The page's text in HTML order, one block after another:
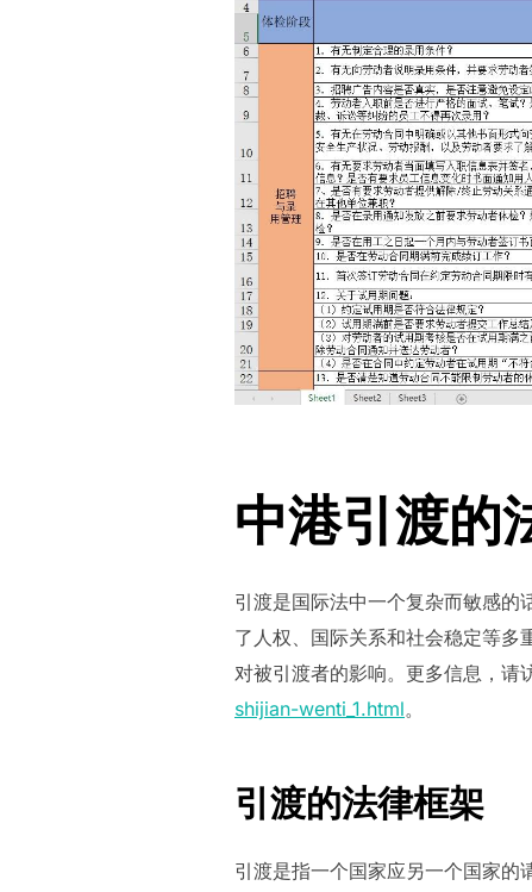
中港引渡的
引渡是国际法中一个复杂而敏感的
了人权、国际关系和社会稳定等多
对被引渡者的影响。更多信息，请
shijian-wenti_1.html。
引渡的法律框架
引渡是指一个国家应另一个国家的